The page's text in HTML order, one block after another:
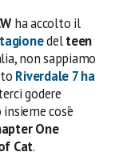
ha accolto il
delteen
non sappiamo
Riverdale 7ha
godere
cos’è
One
Cat.